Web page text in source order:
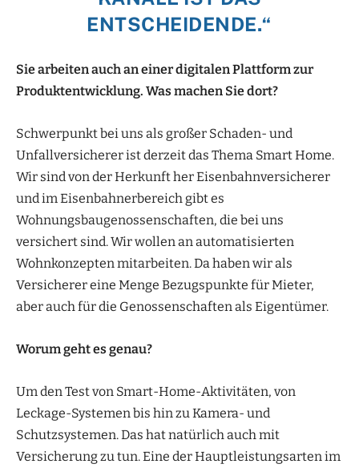
ENTSCHEIDENDE.“
Sie arbeiten auch an einer digitalen Plattform zur
Produktentwicklung. Was machen Sie dort?
Schwerpunkt bei uns als großer Schaden- und
Unfallversicherer ist derzeit das Thema Smart Home.
Wir sind von der Herkunft her Eisenbahnversicherer
und im Eisenbahnerbereich gibt es
Wohnungsbaugenossenschaften, die bei uns
versichert sind. Wir wollen an automatisierten
Wohnkonzepten mitarbeiten. Da haben wir als
Versicherer eine Menge Bezugspunkte für Mieter,
aber auch für die Genossenschaften als Eigentümer.
Worum geht es genau?
Um den Test von Smart-Home-Aktivitäten, von
Leckage-Systemen bis hin zu Kamera- und
Schutzsystemen. Das hat natürlich auch mit
Versicherung zu tun. Eine der Hauptleistungsarten im